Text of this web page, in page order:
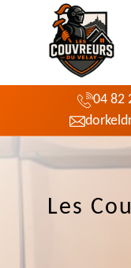
04 82
Les